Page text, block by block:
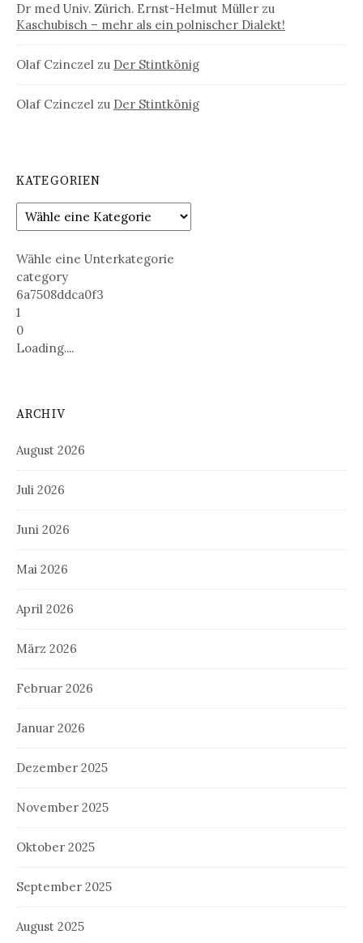
Dr med Univ. Zürich. Ernst-Helmut Müller zu
Kaschubisch – mehr als ein polnischer Dialekt!
Olaf Czinczel zu Der Stintkönig
Olaf Czinczel zu Der Stintkönig
KATEGORIEN
Wähle eine Unterkategorie
category
6a7508ddca0f3
1
0
Loading....
ARCHIV
August 2026
Juli 2026
Juni 2026
Mai 2026
April 2026
März 2026
Februar 2026
Januar 2026
Dezember 2025
November 2025
Oktober 2025
September 2025
August 2025